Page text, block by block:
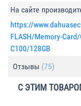
На сайте
https://
FLASH/Memory-
C100/128GB
Отзывы (75)
С ЭТИМ